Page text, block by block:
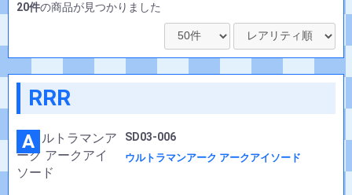
20件の商品が見つかりました
RRR
A SD03-006
ウルトラマンアーク アークアイソード